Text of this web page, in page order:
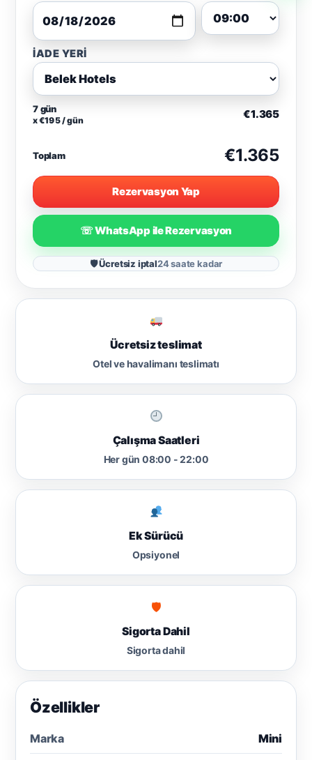
İADE YERI
7 gün
x €195 / gün €1.365
Toplam €1.365
Rezervasyon Yap
☏ WhatsApp ile Rezervasyon
🛡 Ücretsiz iptal24 saate kadar
Ücretsiz teslimat
Otel ve havalimanı teslimatı
Çalışma Saatleri
Her gün 08:00 - 22:00
Ek Sürücü
Opsiyonel
🛡
Sigorta Dahil
Sigorta dahil
Özellikler
Marka Mini